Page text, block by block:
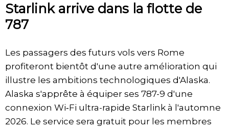
Starlink arrive dans la flotte de
787
Les passagers des futurs vols vers Rome
profiteront bientôt d'une autre amélioration qui
illustre les ambitions technologiques d'Alaska.
Alaska s'apprête à équiper ses 787-9 d'une
connexion Wi‑Fi ultra-rapide Starlink à l'automne
2026. Le service sera gratuit pour les membres